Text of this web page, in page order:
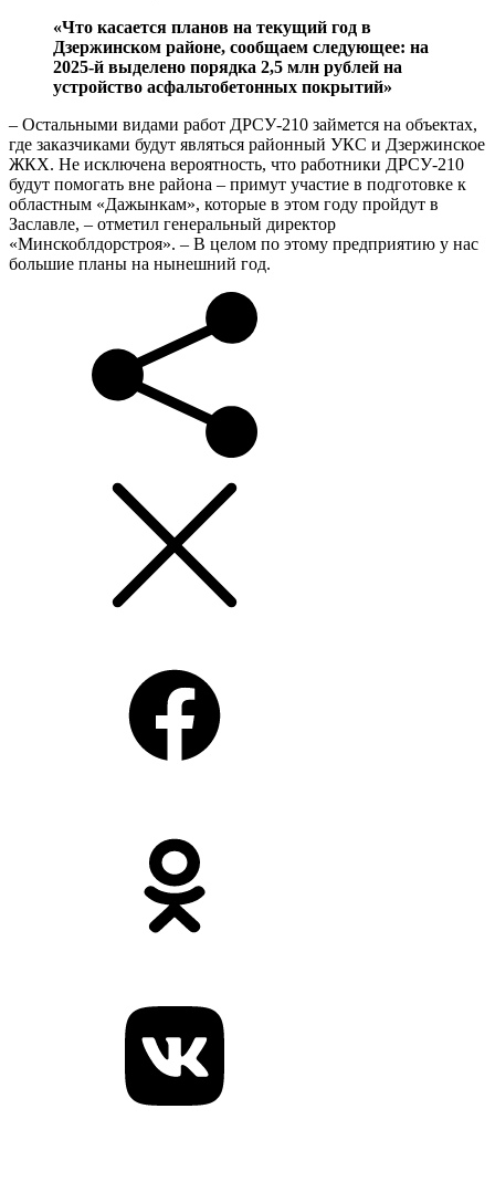
«Что касается планов на текущий год в
Дзержинском районе, сообщаем следующее: на
2025-й выделено порядка 2,5 млн рублей на
устройство асфальтобетонных покрытий»
– Остальными видами работ ДРСУ-210 займется на объектах,
где заказчиками будут являться районный УКС и Дзержинское
ЖКХ. Не исключена вероятность, что работники ДРСУ-210
будут помогать вне района – примут участие в подготовке к
областным «Дажынкам», которые в этом году пройдут в
Заславле, – отметил генеральный директор
«Минскоблдорстроя». – В целом по этому предприятию у нас
большие планы на нынешний год.